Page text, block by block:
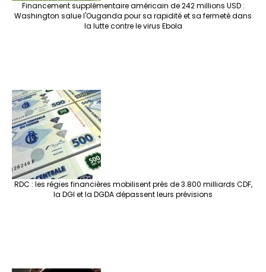
Financement supplémentaire américain de 242 millions USD :
Washington salue l'Ouganda pour sa rapidité et sa fermeté dans
la lutte contre le virus Ebola
RDC : les régies financières mobilisent près de 3.800 milliards CDF,
la DGI et la DGDA dépassent leurs prévisions